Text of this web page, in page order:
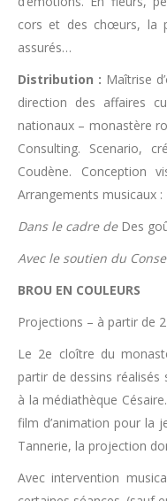
cors et des chœurs, la
assurés…
Distribution : Maîtrise
direction des affaires
nationaux – monastère
Consulting. Scenario,
Coudène. Conception
Arrangements musicaux :
Dans le cadre de Des
Avec le soutien du
BROU EN COULEURS
Projections – à partir de
Le 2e cloître du
partir de dessins réalisés
à la médiathèque
film d’animation pour la
Tannerie, la projection
Avec intervention